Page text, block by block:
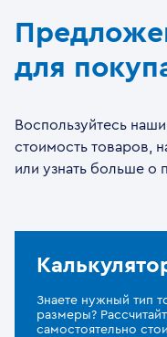
для
Воспользуйтесь
стоимость товаров,
или узнать больше о
Знаете нужный тип
размеры?
самостоятельно